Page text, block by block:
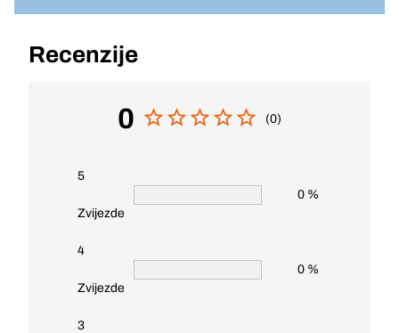
Recenzije
0 (0)
5
Zvijezde
0 %
4
Zvijezde
0 %
3